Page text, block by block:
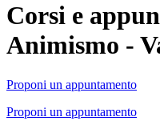
Corsi e
Animismo -
Proponi un appuntamento
Proponi un appuntamento